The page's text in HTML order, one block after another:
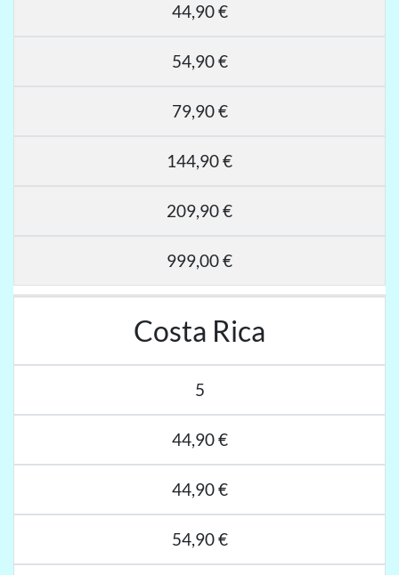
44,90 €
54,90 €
79,90 €
144,90 €
209,90 €
999,00 €
Costa Rica
5
44,90 €
44,90 €
54,90 €